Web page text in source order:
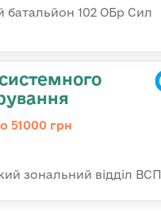
батальйон 102 ОБр Сил
51000 грн
зональний відділ ВСП